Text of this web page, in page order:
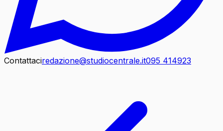
Contattaciredazione@studiocentrale.it095 414923